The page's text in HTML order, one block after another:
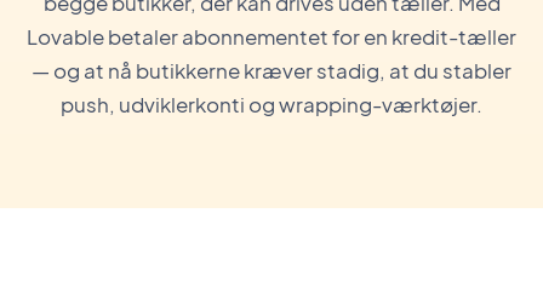
Lovable betaler abonnementet for en kredit-tæller
— og at nå butikkerne kræver stadig, at du stabler
push, udviklerkonti og wrapping-værktøjer.